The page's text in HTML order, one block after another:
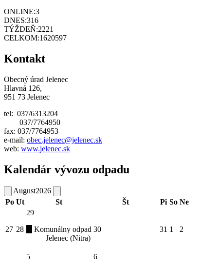
ONLINE:3
DNES:316
TÝŽDEŇ:2221
CELKOM:1620597
Kontakt
Obecný úrad Jelenec
Hlavná 126,
951 73 Jelenec
tel: 037/6313204
037/7764950
fax: 037/7764953
e-mail: obec.jelenec@jelenec.sk
web: www.jelenec.sk
Kalendár vývozu odpadu
August2026
Po Ut St Št Pi So Ne
27 28
29
Komunálny odpad
Jelenec (Nitra)
30 31 1 2
5
6